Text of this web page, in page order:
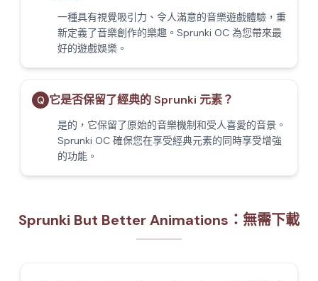
一種具有視覺吸引力、令人滿意的音樂遊戲體驗，重
新定義了音樂創作的樂趣。Sprunki OC 為您帶來最
好的遊戲娛樂。
Q 它是否保留了經典的 Sprunki 元素？
是的，它保留了原始的音樂機制和受人喜愛的音景。
Sprunki OC 確保您在享受經典元素的同時享受增強
的功能。
Sprunki But Better Animations：無需下載